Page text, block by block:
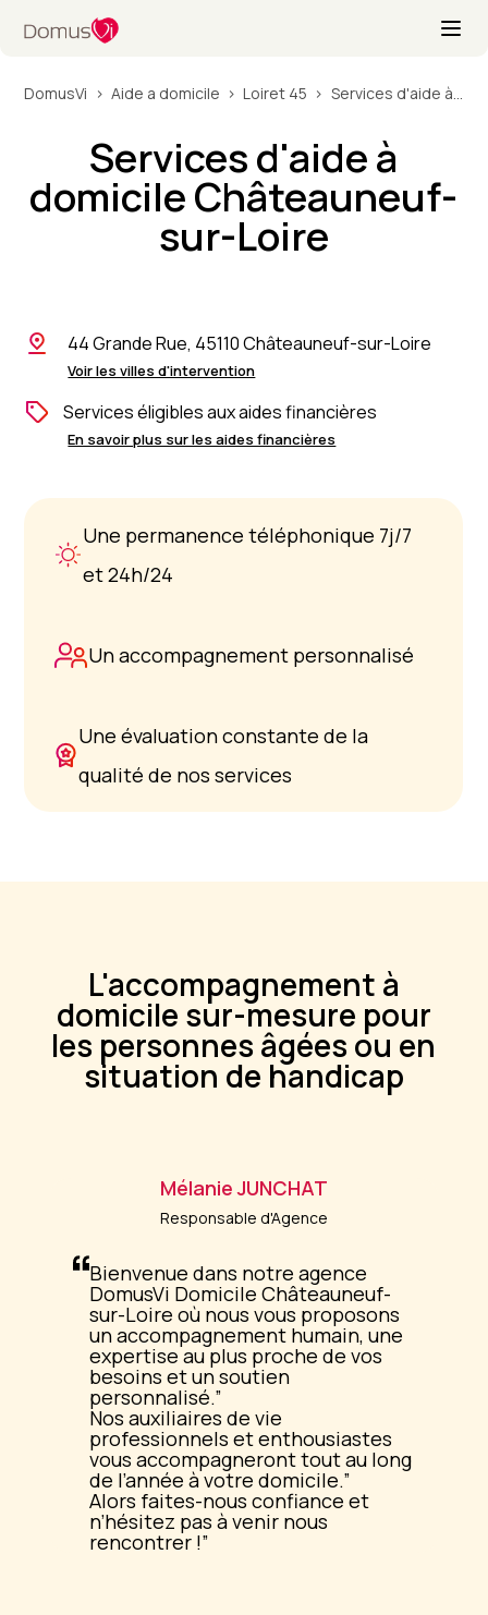
DomusVi Aide a domicile Loiret 45 Services d'aide à domicile Châteauneuf-sur-Loire
Services d'aide à
domicile Châteauneuf-
sur-Loire
44 Grande Rue, 45110 Châteauneuf-sur-Loire
Voir les villes d'intervention
Services éligibles aux aides financières
En savoir plus sur les aides financières
Une permanence téléphonique 7j/7
et 24h/24
Un accompagnement personnalisé
Une évaluation constante de la
qualité de nos services
L'accompagnement à
domicile sur-mesure pour
les personnes âgées ou en
situation de handicap
MélanieJUNCHAT
Responsable d'Agence
Bienvenue dans notre agence
DomusVi Domicile Châteauneuf-
sur-Loire où nous vous proposons
un accompagnement humain, une
expertise au plus proche de vos
besoins et un soutien
personnalisé.
Nos auxiliaires de vie
professionnels et enthousiastes
vous accompagneront tout au long
de l’année à votre domicile.
Alors faites-nous confiance et
n’hésitez pas à venir nous
rencontrer !